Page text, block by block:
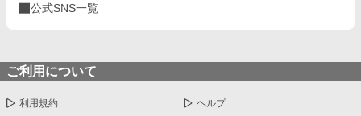
公式SNS一覧
ご利用について
利用規約 ヘルプ